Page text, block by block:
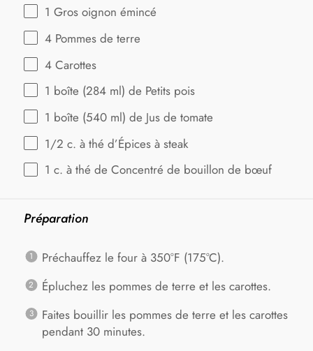
1 Gros oignon émincé
4 Pommes de terre
4 Carottes
1 boîte (284 ml) de Petits pois
1 boîte (540 ml) de Jus de tomate
1/2 c. à thé d’Épices à steak
1 c. à thé de Concentré de bouillon de bœuf
Préparation
Préchauffez le four à 350°F (175°C).
Épluchez les pommes de terre et les carottes.
Faites bouillir les pommes de terre et les carottes
pendant 30 minutes.